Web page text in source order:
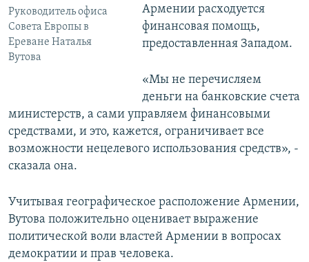
Руководитель офиса
Совета Европы в
Ереване Наталья
Вутова
Армении расходуется
финансовая помощь,
предоставленная Западом.
«Мы не перечисляем
деньги на банковские счета
министерств, а сами управляем финансовыми
средствами, и это, кажется, ограничивает все
возможности нецелевого использования средств», -
сказала она.
Учитывая географическое расположение Армении,
Вутова положительно оценивает выражение
политической воли властей Армении в вопросах
демократии и прав человека.